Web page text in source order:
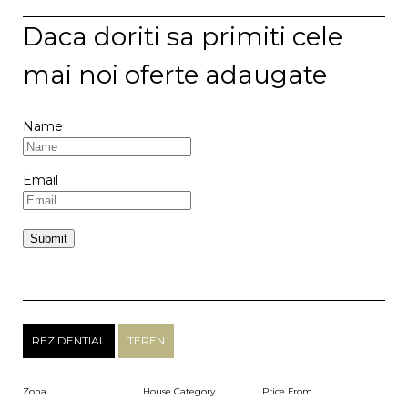
Daca doriti sa primiti cele
mai noi oferte adaugate
Name
Email
REZIDENTIAL TEREN
Zona House Category Price From